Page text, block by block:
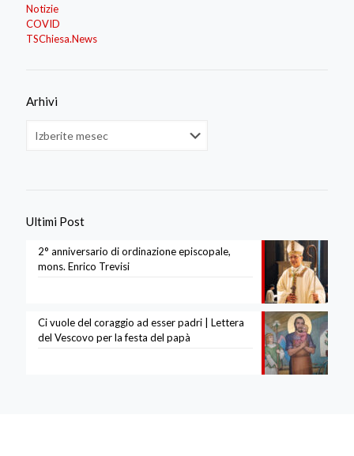
Notizie
COVID
TSChiesa.News
Arhivi
Ultimi Post
2° anniversario di ordinazione episcopale,
mons. Enrico Trevisi
Ci vuole del coraggio ad esser padri | Lettera
del Vescovo per la festa del papà